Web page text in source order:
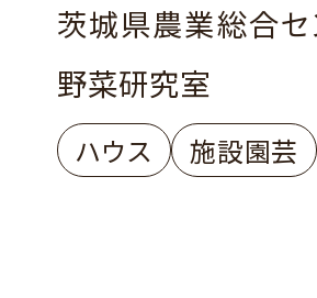
茨城県農業総合
野菜研究室
ハウス 施設園芸